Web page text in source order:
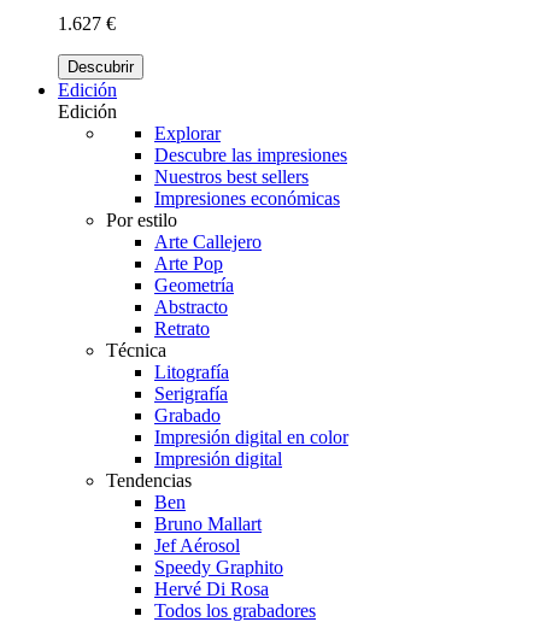
1.627 €
Descubrir
Edición
Edición
Explorar
Descubre las impresiones
Nuestros best sellers
Impresiones económicas
Por estilo
Arte Callejero
Arte Pop
Geometría
Abstracto
Retrato
Técnica
Litografía
Serigrafía
Grabado
Impresión digital en color
Impresión digital
Tendencias
Ben
Bruno Mallart
Jef Aérosol
Speedy Graphito
Hervé Di Rosa
Todos los grabadores